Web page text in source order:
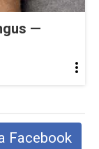
—
Facebook